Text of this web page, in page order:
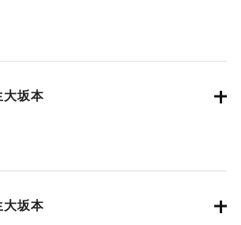
大坂本
大坂本